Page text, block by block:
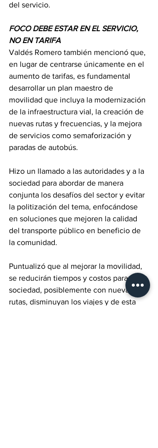
del servicio.
FOCO DEBE ESTAR EN EL SERVICIO,
NO EN TARIFA
Valdés Romero también mencionó que,
en lugar de centrarse únicamente en el
aumento de tarifas, es fundamental
desarrollar un plan maestro de
movilidad que incluya la modernización
de la infraestructura vial, la creación de
nuevas rutas y frecuencias, y la mejora
de servicios como semaforización y
paradas de autobús.
Hizo un llamado a las autoridades y a la
sociedad para abordar de manera
conjunta los desafíos del sector y evitar
la politización del tema, enfocándose
en soluciones que mejoren la calidad
del transporte público en beneficio de
la comunidad.
Puntualizó que al mejorar la movilidad,
se reducirán tiempos y costos para la
sociedad, posiblemente con nuevas
rutas, disminuyan los viajes y de esta